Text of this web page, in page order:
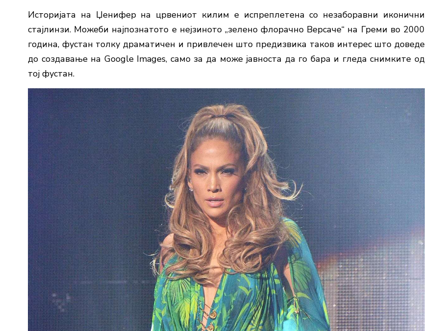
Историјата на Џенифер на црвениот килим е испреплетена со незаборавни иконични
стајлинзи. Можеби најпознатото е нејзиното „зелено флорачно Версаче“ на Греми во 2000
година, фустан толку драматичен и привлечен што предизвика таков интерес што доведе
до создавање на Google Images, само за да може јавноста да го бара и гледа снимките од
тој фустан.